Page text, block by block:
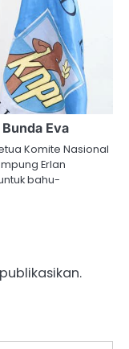
Eva
Komite Nasional
Erlan
bahu-